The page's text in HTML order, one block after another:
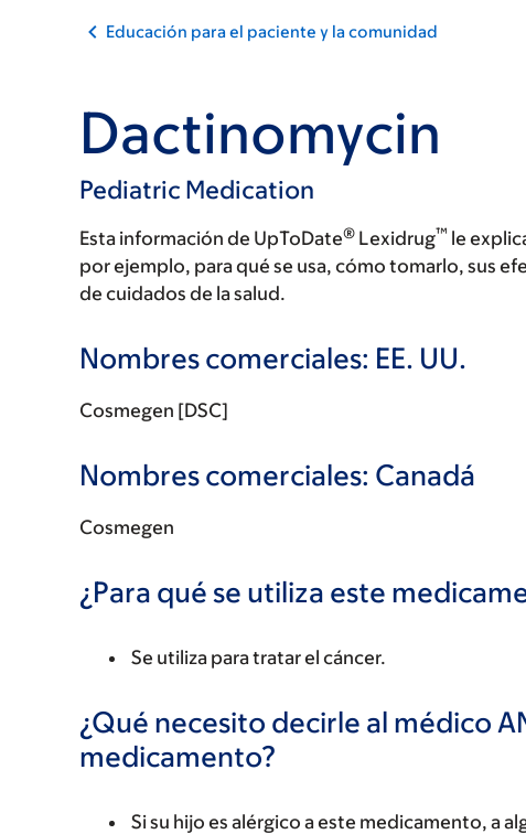
Educación para el paciente y la comunidad
Dactinomycin
Pediatric Medication
Esta información de UpToDate® Lexidrug™ le
por ejemplo, para qué se usa, cómo tomarlo, sus
de cuidados de la salud.
Nombres comerciales: EE. UU.
Cosmegen [DSC]
Nombres comerciales: Canadá
Cosmegen
¿Para qué se utiliza este
Se utiliza para tratar el cáncer.
¿Qué necesito decirle al médico
medicamento?
Si su hijo es alérgico a este medicamento, a